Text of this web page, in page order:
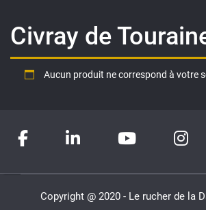
Civray de
Aucun produit ne correspond à votre
Copyright @ 2020 - Le rucher de la